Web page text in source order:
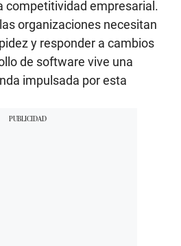
competitividad empresarial.
organizaciones necesitan
y responder a cambios
de software vive una
impulsada por esta